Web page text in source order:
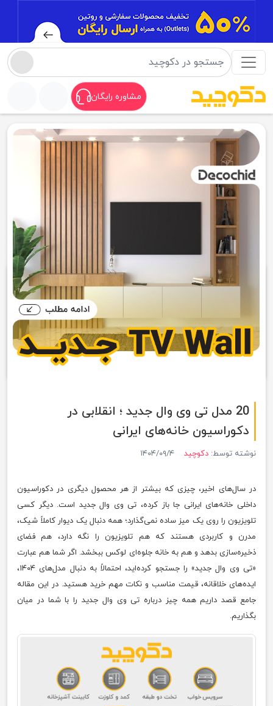
مشاوره رایگان
20 مدل تی وی وال جدید ؛ انقلابی در
دکوراسیون خانه‌های ایرانی
نوشته توسط: دکوچید ۱۴۰۴/۰۹/۴
در سال‌های اخیر، چیزی که بیشتر از هر محصول دیگری در دکوراسیون
داخلی خانه‌های ایرانی جا باز کرده، تی وی وال جدید است. دیگر کسی
تلویزیون را روی یک میز ساده نمی‌گذارد؛ همه دنبال یک دیوار کاملاً شیک،
مدرن و کاربردی هستند که هم تلویزیون را نگه دارد، هم فضای
ذخیره‌سازی بدهد و هم به خانه جلوه‌ای لوکس ببخشد. اگر شما هم عبارت
«تی وی وال جدید» را جستجو کرده‌اید، احتمالاً به دنبال مدل‌های ۱۴۰۴،
ایده‌های خلاقانه، قیمت مناسب و نکات مهم خرید هستید. در این مقاله
جامع قصد داریم همه چیز درباره تی وی وال جدید را با شما در میان
بگذاریم.